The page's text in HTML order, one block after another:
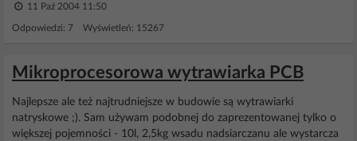
11 Paź 2004 11:50
Odpowiedzi: 7 Wyświetleń: 15267
Mikroprocesorowa wytrawiarka PCB
Najlepsze ale też najtrudniejsze w budowie są wytrawiarki
natryskowe ;). Sam używam podobnej do zaprezentowanej tylko o
większej pojemności - 10l, 2,5kg wsadu nadsiarczanu ale wystarcza